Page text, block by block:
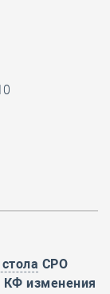
СРО
КФ изменения